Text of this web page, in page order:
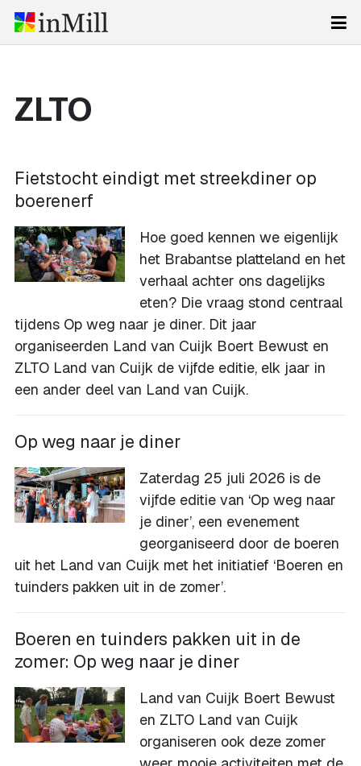
ZLTO
Fietstocht eindigt met streekdiner op
boerenerf
Hoe goed kennen we eigenlijk
het Brabantse platteland en het
verhaal achter ons dagelijks
eten? Die vraag stond centraal
tijdens Op weg naar je diner. Dit jaar
organiseerden Land van Cuijk Boert Bewust en
ZLTO Land van Cuijk de vijfde editie, elk jaar in
een ander deel van Land van Cuijk.
Op weg naar je diner
Zaterdag 25 juli 2026 is de
vijfde editie van ‘Op weg naar
je diner’, een evenement
georganiseerd door de boeren
uit het Land van Cuijk met het initiatief ‘Boeren en
tuinders pakken uit in de zomer’.
Boeren en tuinders pakken uit in de
zomer: Op weg naar je diner
Land van Cuijk Boert Bewust
en ZLTO Land van Cuijk
organiseren ook deze zomer